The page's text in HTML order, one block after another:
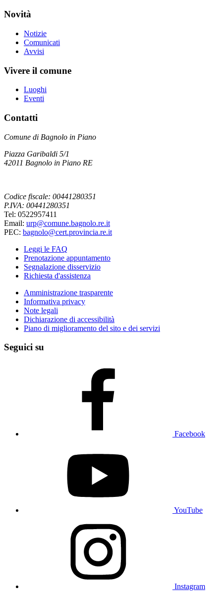
Novità
Notizie
Comunicati
Avvisi
Vivere il comune
Luoghi
Eventi
Contatti
Comune di Bagnolo in Piano
Piazza Garibaldi 5/1
42011 Bagnolo in Piano RE
Codice fiscale: 00441280351
P.IVA: 00441280351
Tel: 0522957411
Email: urp@comune.bagnolo.re.it
PEC: bagnolo@cert.provincia.re.it
Leggi le FAQ
Prenotazione appuntamento
Segnalazione disservizio
Richiesta d'assistenza
Amministrazione trasparente
Informativa privacy
Note legali
Dichiarazione di accessibilità
Piano di miglioramento del sito e dei servizi
Seguici su
Facebook
YouTube
Instagram